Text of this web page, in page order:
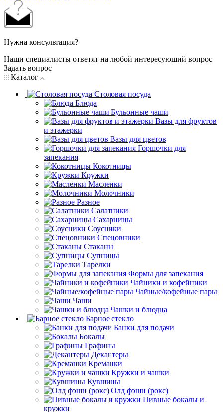
Нужна консультация?
Наши специалисты ответят на любой интересующий вопрос
Задать вопрос
Каталог
Столовая посуда
Блюда
Бульонные чаши
Вазы для фруктов
и этажерки
Вазы для цветов
Горшочки для
запекания
Кокотницы
Кружки
Масленки
Молочники
Разное
Салатники
Сахарницы
Соусники
Спецовники
Стаканы
Супницы
Тарелки
Формы для запекания
Чайники и кофейники
Чайные/кофейные пары
Чаши
Чашки и блюдца
Барное стекло
Банки для подачи
Бокалы
Графины
Декантеры
Креманки
Кружки и чашки
Кувшины
Олд фэшн (рокс)
Пивные бокалы и
кружки